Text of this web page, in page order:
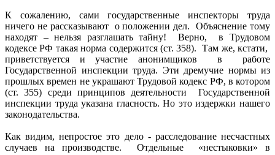
К сожалению, сами государственные инспекторы труда
ничего не рассказывают о положении дел. Объяснение тому
находят – нельзя разглашать тайну! Верно, в Трудовом
кодексе РФ такая норма содержится (ст. 358). Там же, кстати,
приветствуется и участие анонимщиков в работе
Государственной инспекции труда. Эти дремучие нормы из
прошлых времен не украшают Трудовой кодекс РФ, в котором
(ст. 355) среди принципов деятельности Государственной
инспекции труда указана гласность. Но это издержки нашего
законодательства.
Как видим, непростое это дело - расследование несчастных
случаев на производстве. Отдельные «нестыковки» в